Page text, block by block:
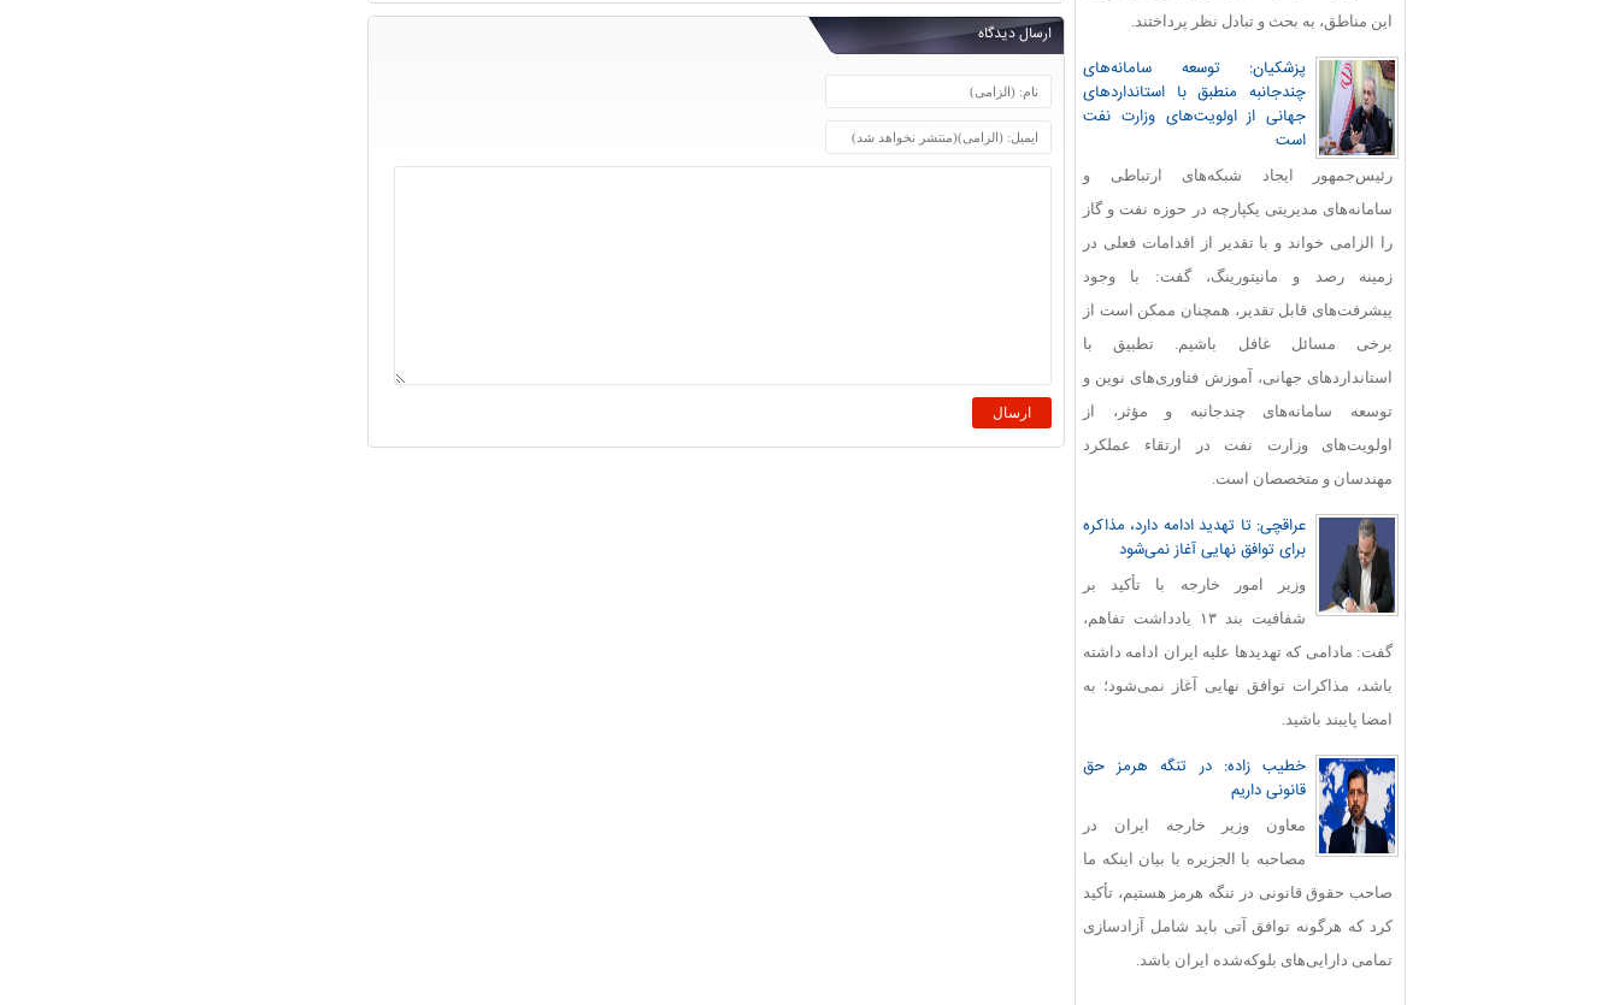
این مناطق، به بحث و تبادل نظر پرداختند.
پزشکیان: توسعه سامانه‌های
چندجانبه منطبق با استانداردهای
جهانی از اولویت‌های وزارت نفت
است
رئیس‌جمهور ایجاد شبکه‌های ارتباطی و
سامانه‌های مدیریتی یکپارچه در حوزه نفت و گاز
را الزامی خواند و با تقدیر از اقدامات فعلی در
زمینه رصد و مانیتورینگ، گفت: با وجود
پیشرفت‌های قابل‌ تقدیر، همچنان ممکن است از
برخی مسائل غافل باشیم. تطبیق با
استانداردهای جهانی، آموزش فناوری‌های نوین و
توسعه سامانه‌های چندجانبه و مؤثر، از
اولویت‌های وزارت نفت در ارتقاء عملکرد
مهندسان و متخصصان است.
عراقچی: تا تهدید ادامه دارد، مذاکره
برای توافق نهایی آغاز نمی‌شود
وزیر امور خارجه با تأکید بر
شفافیت بند ۱۳ یادداشت تفاهم،
گفت: مادامی که تهدیدها علیه ایران ادامه داشته
باشد، مذاکرات توافق نهایی آغاز نمی‌شود؛ به
امضا پایبند باشید.
خطیب زاده: در تنگه هرمز حق
قانونی داریم
معاون وزیر خارجه ایران در
مصاحبه با الجزیره با بیان اینکه ما
صاحب حقوق قانونی در تنگه هرمز هستیم، تأکید
کرد که هرگونه توافق آتی باید شامل آزادسازی
تمامی دارایی‌های بلوکه‌شده ایران باشد.
ارسال دیدگاه